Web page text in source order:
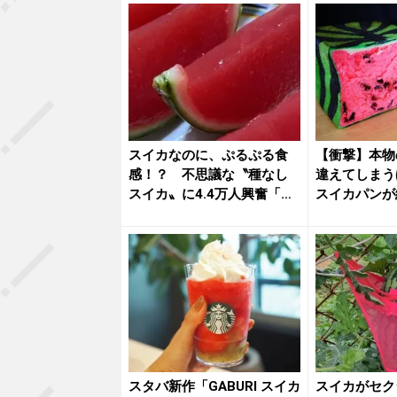
スイカなのに、ぷるぷる食
感！？ 不思議な〝種なし
スイカ〟に4.4万人興奮「す
【衝撃】本
違えてしま
スイカパン
スタバ新作「GABURI スイカ スイカがセ